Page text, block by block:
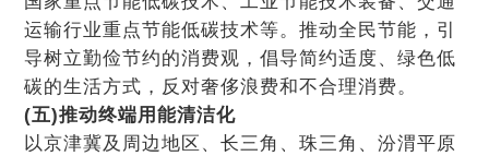
运输行业重点节能低碳技术等。推动全民节能，引
导树立勤俭节约的消费观，倡导简约适度、绿色低
碳的生活方式，反对奢侈浪费和不合理消费。
(五)推动终端用能清洁化
以京津冀及周边地区、长三角、珠三角、汾渭平原